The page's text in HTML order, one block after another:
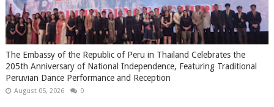
The Embassy of the Republic of Peru in Thailand Celebrates the
205th Anniversary of National Independence, Featuring Traditional
Peruvian Dance Performance and Reception
August 05, 2026 0